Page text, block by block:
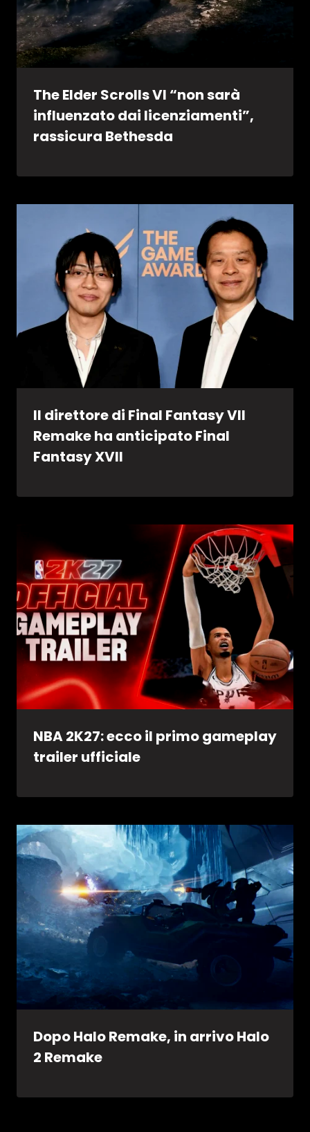
The Elder Scrolls VI “non sarà
influenzato dai licenziamenti”,
rassicura Bethesda
Il direttore di Final Fantasy VII
Remake ha anticipato Final
Fantasy XVII
NBA 2K27: ecco il primo gameplay
trailer ufficiale
Dopo Halo Remake, in arrivo Halo
2 Remake